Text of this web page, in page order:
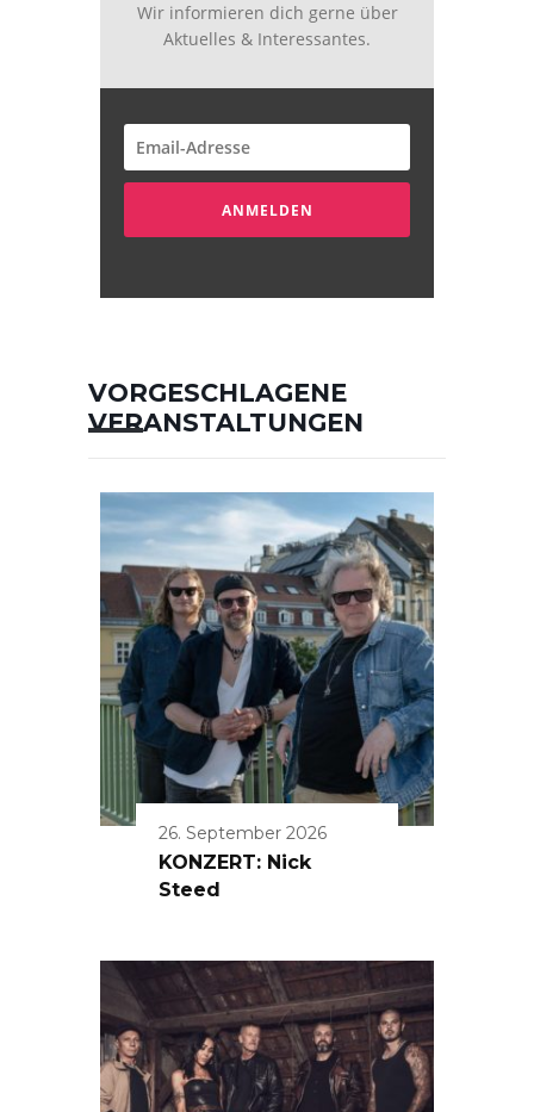
Wir informieren dich gerne über
Aktuelles & Interessantes.
ANMELDEN
VORGESCHLAGENE
VERANSTALTUNGEN
26. September 2026
KONZERT: Nick
Steed